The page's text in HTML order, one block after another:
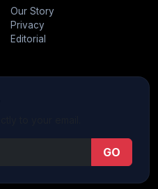
Our Story
Privacy
Editorial
GO